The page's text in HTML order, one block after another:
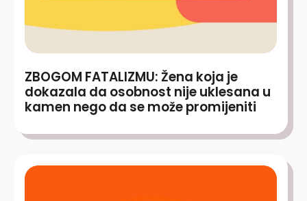
ZBOGOM FATALIZMU: Žena koja je
dokazala da osobnost nije uklesana u
kamen nego da se može promijeniti